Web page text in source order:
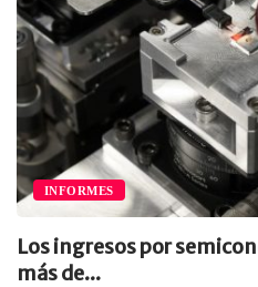
INFORMES
Los ingresos por
más de...